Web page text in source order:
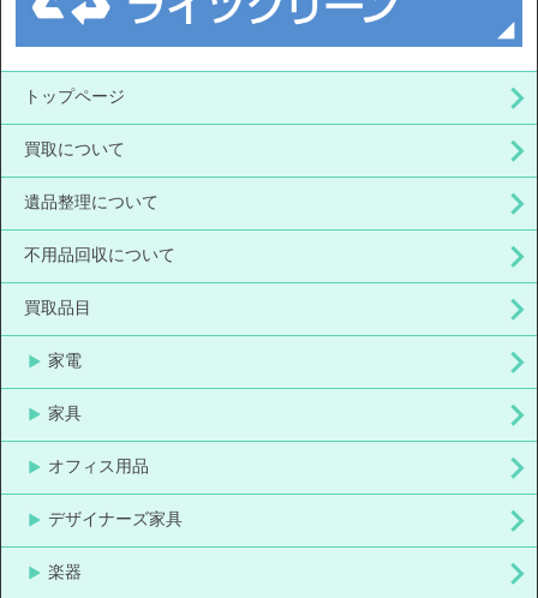
トップページ
買取について
遺品整理について
不用品回収について
買取品目
家電
家具
オフィス用品
デザイナーズ家具
楽器